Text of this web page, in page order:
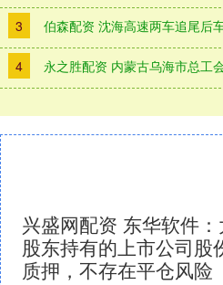
3 伯森配资 沈海高速两车追尾后
4 永之胜配资 内蒙古乌海市总工会联合
兴盛网配资 东华软件：
股东持有的上市公司股
质押，不存在平仓风险